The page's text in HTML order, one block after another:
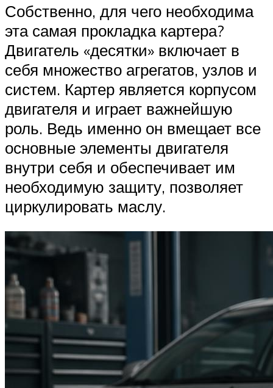
Собственно, для чего необходима
эта самая прокладка картера?
Двигатель «десятки» включает в
себя множество агрегатов, узлов и
систем. Картер является корпусом
двигателя и играет важнейшую
роль. Ведь именно он вмещает все
основные элементы двигателя
внутри себя и обеспечивает им
необходимую защиту, позволяет
циркулировать маслу.